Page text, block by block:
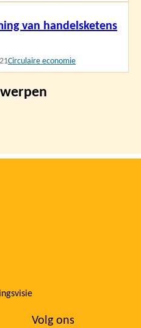
van handelsketens
Circulaire economie
Volg ons